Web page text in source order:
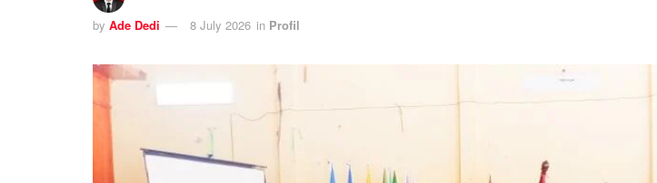
by Ade Dedi 8 July 2026 in Profil